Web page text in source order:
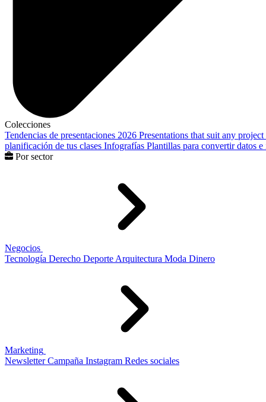
Colecciones
Tendencias de presentaciones 2026 Presentations that suit any project
planificación de tus clases Infografías Plantillas para convertir datos
Por sector
Negocios
Tecnología Derecho Deporte Arquitectura Moda Dinero
Marketing
Newsletter Campaña Instagram Redes sociales